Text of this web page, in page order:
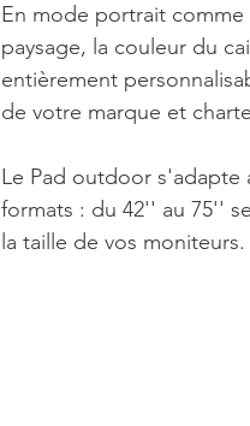
En mode portrait comme
paysage, la couleur du
entièrement
de votre marque et
Le Pad outdoor s'adapte
formats : du 42'' au 75''
la taille de vos moniteurs.